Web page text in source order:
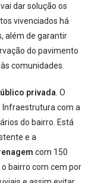
vai dar solução os
vivenciados há
além de garantir
do pavimento
comunidades.
privada . O
Infraestrutura com a
do bairro. Está
e a
com 150
bairro com cem por